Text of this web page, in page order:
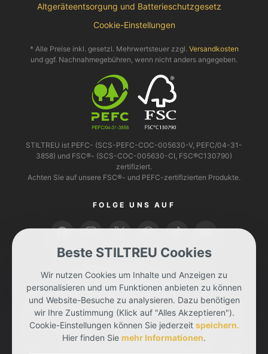
Altgeräteentsorgung und Batterieschutzgesetz
Cookie-Einstellungen
* Alle Preise inkl. gesetzl. Mehrwertsteuer zzgl. Versandkosten
und ggf. Nachnahmegebühren, wenn nicht anders angegeben.
STILTREU ist PEFC- (SCS-PEFC-COC-005630-V, PEFC/04-31-
3858) und FSC®- (SCS-COC-005630-CI, FSC®C130790)
zertifiziert.
Achten Sie auf unsere FSC®- und PEFC-zertifizierten Produkte.
FOLGE UNS AUF
Beste STILTREU Cookies
Wir nutzen Cookies um Inhalte und Anzeigen zu
personalisieren und um Funktionen anbieten zu können
und Website-Besuche zu analysieren. Dazu benötigen
wir Ihre Zustimmung (Klick auf "Alles Akzeptieren").
Cookie-Einstellungen können Sie jederzeit speichern.
Hier finden Sie mehr Informationen.